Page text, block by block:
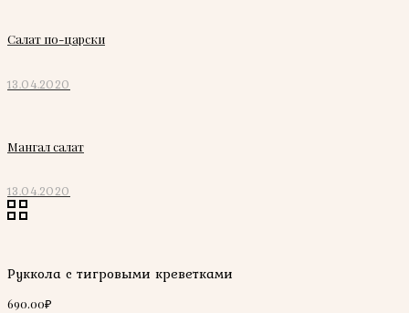
Салат по-царски
13.04.2020
Мангал салат
13.04.2020
Руккола с тигровыми креветками
690.00₽